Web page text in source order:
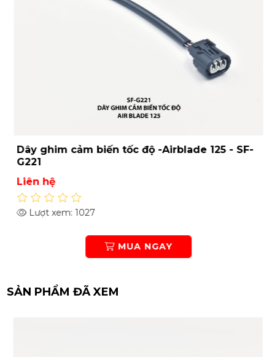
Dây ghim cảm biến tốc độ -Airblade 125 - SF-
G221
Liên hệ
Lượt xem: 1027
MUA NGAY
SẢN PHẨM ĐÃ XEM